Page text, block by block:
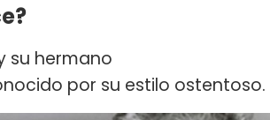
su hermano
por su estilo ostentoso.